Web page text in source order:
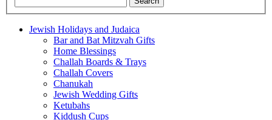
Jewish Holidays and Judaica
Bar and Bat Mitzvah Gifts
Home Blessings
Challah Boards & Trays
Challah Covers
Chanukah
Jewish Wedding Gifts
Ketubahs
Kiddush Cups